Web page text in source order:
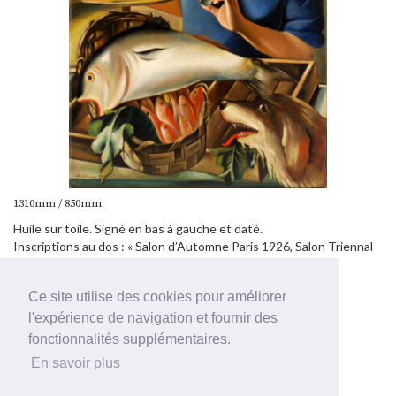
Ce site utilise des cookies pour améliorer
l'expérience de navigation et fournir des
fonctionnalités supplémentaires.
En savoir plus
1310mm / 850mm
Huile sur toile. Signé en bas à gauche et daté.
Inscriptions au dos : « Salon d’Automne Paris 1926, Salon Triennal
Gregorio (Krikor) Chiltian 1900-1985